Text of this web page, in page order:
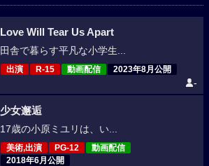
Love Will Tear Us Apart
田舎で暮らす平凡な小学生...
出演 R-15 動画配信 2023年8月公開
-
少女邂逅
17歳の小原ミユリは、い...
美術,出演 PG-12
動画配信
2018年6月公開